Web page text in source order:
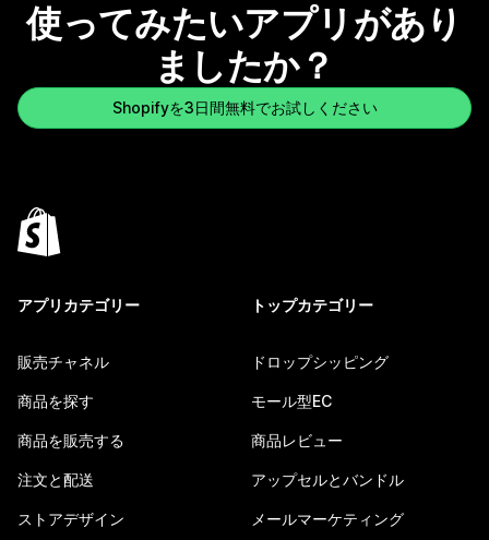
使ってみたいアプリがあり
ましたか？
Shopifyを3日間無料でお試しください
アプリカテゴリー
販売チャネル
商品を探す
商品を販売する
注文と配送
ストアデザイン
トップカテゴリー
ドロップシッピング
モール型EC
商品レビュー
アップセルとバンドル
メールマーケティング